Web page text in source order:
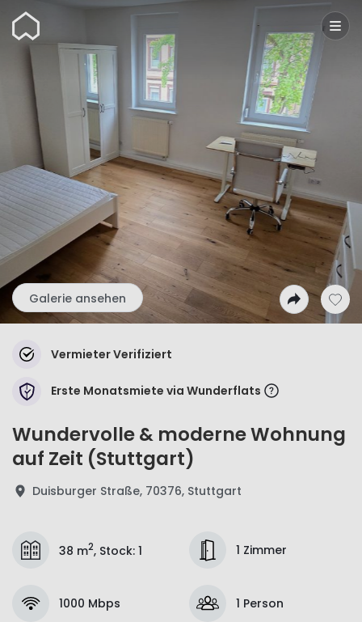
Wunderflats
Galerie ansehen
Vermieter Verifiziert
Erste Monatsmiete via Wunderflats
Wundervolle & moderne Wohnung
auf Zeit (Stuttgart)
Duisburger Straße, 70376, Stuttgart
38 m2, Stock: 1 1 Zimmer
1000 Mbps 1 Person